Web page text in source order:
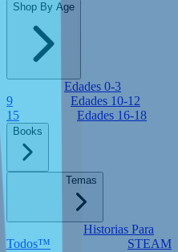
Shop By Age
Edades 0-3
9
Edades 10-12
15
Edades 16-18
Books
Temas
Historias Para
Todos™
STEAM